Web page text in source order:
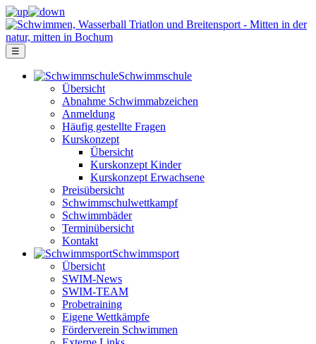
☰
Schwimm­schule
Übersicht
Ab­nah­me Schwimm­ab­zei­chen
Anmeldung
Häufig gestellte Fragen
Kurs­konzept
Übersicht
Kurskonzept Kinder
Kurskonzept Erwachsene
Preis­über­sicht
Schwimm­schul­wett­kampf
Schwimm­bäder
Terminübersicht
Kontakt
Schwimm­sport
Übersicht
SWIM-News
SWIM-TEAM
Probe­training
Eigene Wettkämpfe
Förderverein Schwimmen